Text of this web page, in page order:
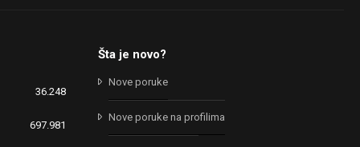
36.248
697.981
Šta je novo?
Nove poruke
Nove poruke na profilima